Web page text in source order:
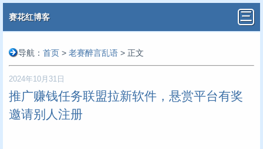
赛花红博客
导航： 首页 > 老赛醉言乱语 > 正文
2024年10月31日
推广赚钱任务联盟拉新软件，悬赏平台有奖
邀请别人注册